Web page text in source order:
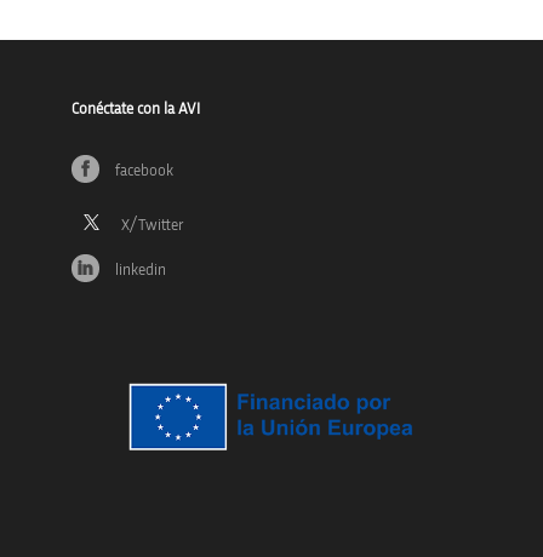
Conéctate con la AVI
facebook
linkedin